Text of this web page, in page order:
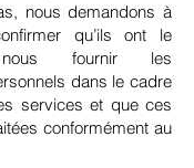
nous demandons à
qu’ils ont le
fournir les
dans le cadre
services et que ces
conformément au